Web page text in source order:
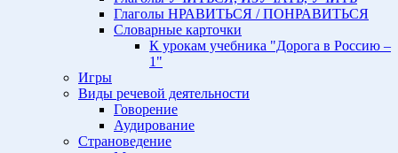
Глаголы НРАВИТЬСЯ / ПОНРАВИТЬСЯ
Словарные карточки
К урокам учебника "Дорога в Россию –
1"
Игры
Виды речевой деятельности
Говорение
Аудирование
Страноведение